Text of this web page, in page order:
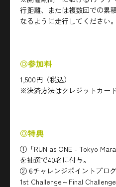
行距離、または複数回での累
なるように走行してください。
◎参加料
1,500円（税込）
※決済方法はクレジットカー
◎特典
①「RUN as ONE - Tokyo
を抽選で40名に付与。
② 6チャレンジポイントプロ
1st Challenge～Final